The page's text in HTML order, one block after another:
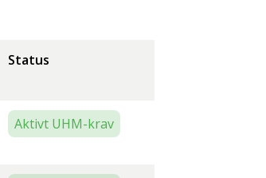
Status
Aktivt UHM-krav